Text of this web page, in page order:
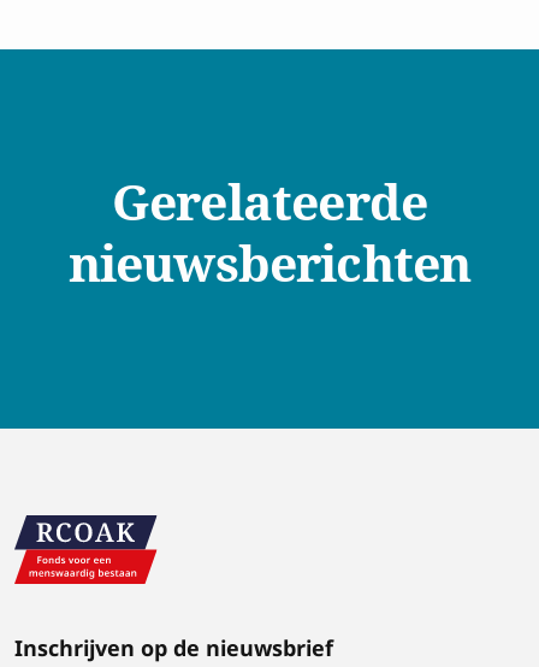
Gerelateerde
nieuwsberichten
Inschrijven op de nieuwsbrief